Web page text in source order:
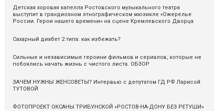
Детская хоровая капелла Ростовского музыкального театра
выступит в грандиозном этнографическом мюзикле «Ожерелье
России. Герои нашего времени» на сцене Кремлевского Дворца
Сахарный диабет 2 типа: как избежать?
Сильные и независимые героини фильмов и сериалов, которые не
побоялись начать жизнь с чистого листа. ОБЗОР
ЗАЧЕМ НУЖНЫ ЖЕНСОВЕТЫ? Интервью с депутатом ГД РФ Ларисой
ТУТОВОЙ
ФОТОПРОЕКТ ОКСАНЫ ТРИБУНСКОЙ «РОСТОВ-НА-ДОНУ БЕЗ РЕТУШИ»